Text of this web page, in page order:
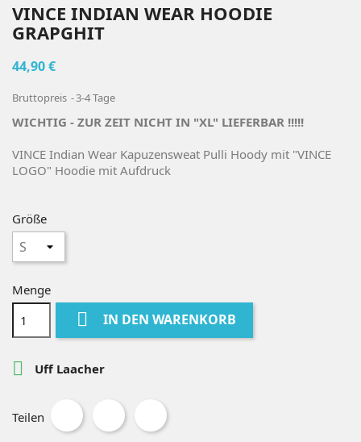
VINCE INDIAN WEAR HOODIE
GRAPGHIT
44,90 €
Bruttopreis 3-4 Tage
WICHTIG - ZUR ZEIT NICHT IN "XL" LIEFERBAR !!!!!
VINCE Indian Wear Kapuzensweat Pulli Hoody mit "VINCE
LOGO" Hoodie mit Aufdruck
Größe
Menge
 IN DEN WARENKORB
 Uff Laacher
Teilen